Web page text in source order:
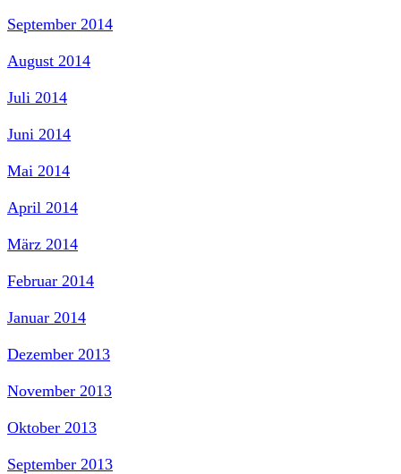
September 2014
August 2014
Juli 2014
Juni 2014
Mai 2014
April 2014
März 2014
Februar 2014
Januar 2014
Dezember 2013
November 2013
Oktober 2013
September 2013